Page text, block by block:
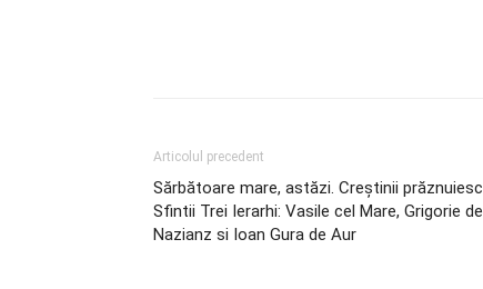
Articolul precedent
Sărbătoare mare, astăzi. Creştinii prăznuiesc
Sfintii Trei Ierarhi: Vasile cel Mare, Grigorie de
Nazianz si Ioan Gura de Aur